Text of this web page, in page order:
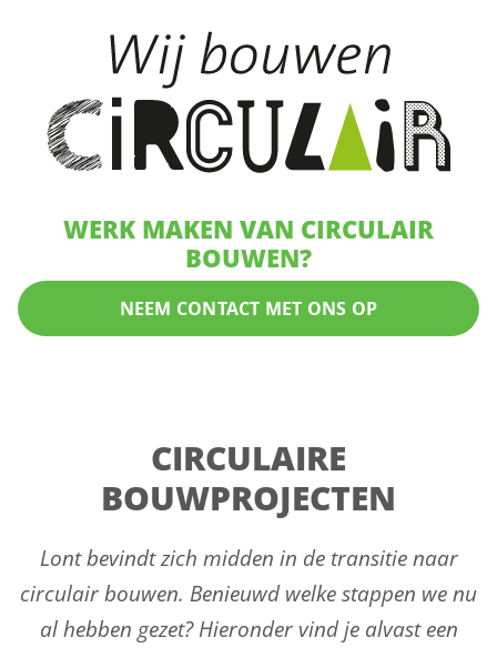
WERK MAKEN VAN CIRCULAIR
BOUWEN?
NEEM CONTACT MET ONS OP
CIRCULAIRE
BOUWPROJECTEN
Lont bevindt zich midden in de transitie naar
circulair bouwen. Benieuwd welke stappen we nu
al hebben gezet? Hieronder vind je alvast een